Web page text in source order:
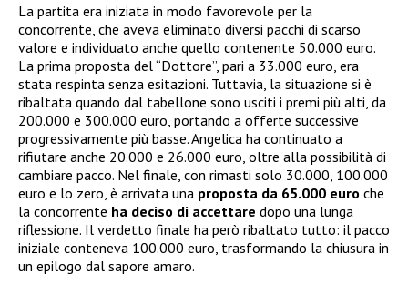
La partita era iniziata in modo favorevole per la
concorrente, che aveva eliminato diversi pacchi di scarso
valore e individuato anche quello contenente 50.000 euro.
La prima proposta del “Dottore”, pari a 33.000 euro, era
stata respinta senza esitazioni. Tuttavia, la situazione si è
ribaltata quando dal tabellone sono usciti i premi più alti, da
200.000 e 300.000 euro, portando a offerte successive
progressivamente più basse. Angelica ha continuato a
rifiutare anche 20.000 e 26.000 euro, oltre alla possibilità di
cambiare pacco. Nel finale, con rimasti solo 30.000, 100.000
euro e lo zero, è arrivata una proposta da 65.000 euro che
la concorrente ha deciso di accettare dopo una lunga
riflessione. Il verdetto finale ha però ribaltato tutto: il pacco
iniziale conteneva 100.000 euro, trasformando la chiusura in
un epilogo dal sapore amaro.